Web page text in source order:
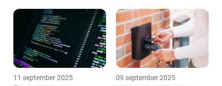
11 september 2025 09 september 2025